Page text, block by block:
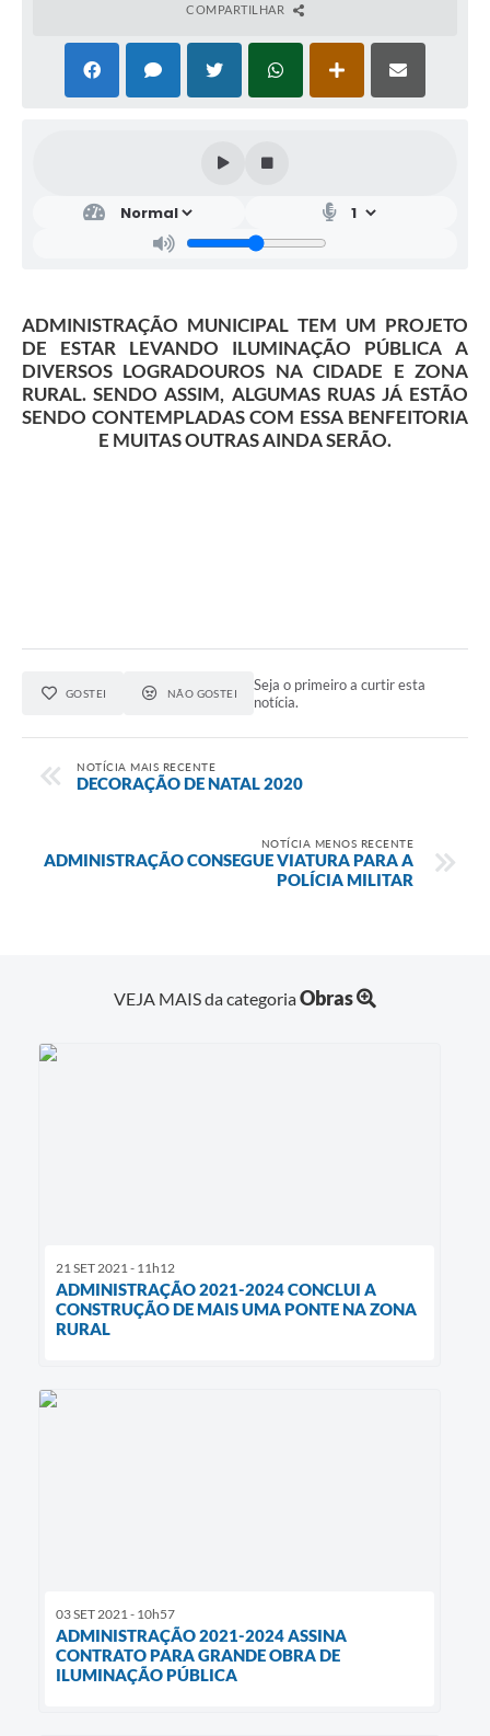
COMPARTILHAR
ADMINISTRAÇÃO MUNICIPAL TEM UM PROJETO
DE ESTAR LEVANDO ILUMINAÇÃO PÚBLICA A
DIVERSOS LOGRADOUROS NA CIDADE E ZONA
RURAL. SENDO ASSIM, ALGUMAS RUAS JÁ ESTÃO
SENDO CONTEMPLADAS COM ESSA BENFEITORIA
E MUITAS OUTRAS AINDA SERÃO.
GOSTEI NÃO GOSTEI
Seja o primeiro a curtir esta
notícia.
NOTÍCIA MAIS RECENTE
DECORAÇÃO DE NATAL 2020
NOTÍCIA MENOS RECENTE
ADMINISTRAÇÃO CONSEGUE VIATURA PARA A
POLÍCIA MILITAR
VEJA MAIS da categoriaObras
21 SET 2021 - 11h12
ADMINISTRAÇÃO 2021-2024 CONCLUI A
CONSTRUÇÃO DE MAIS UMA PONTE NA ZONA
RURAL
03 SET 2021 - 10h57
ADMINISTRAÇÃO 2021-2024 ASSINA
CONTRATO PARA GRANDE OBRA DE
ILUMINAÇÃO PÚBLICA